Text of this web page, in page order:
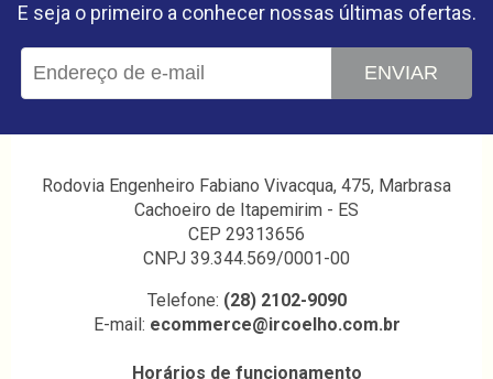
E seja o primeiro a conhecer nossas últimas ofertas.
ENVIAR
Rodovia Engenheiro Fabiano Vivacqua, 475, Marbrasa
Cachoeiro de Itapemirim - ES
CEP 29313656
CNPJ 39.344.569/0001-00
Telefone: (28) 2102-9090
E-mail: ecommerce@ircoelho.com.br
Horários de funcionamento